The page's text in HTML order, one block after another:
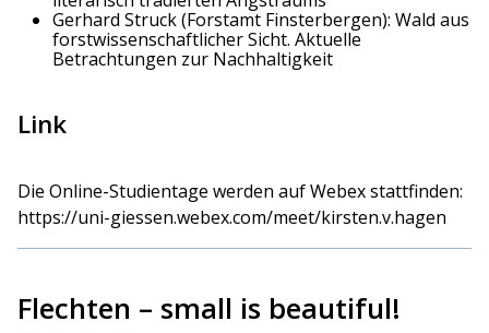
Gerhard Struck (Forstamt Finsterbergen): Wald aus
forstwissenschaftlicher Sicht. Aktuelle
Betrachtungen zur Nachhaltigkeit
Link
Die Online-Studientage werden auf Webex stattfinden:
https://uni-giessen.webex.com/meet/kirsten.v.hagen
Flechten – small is beautiful!